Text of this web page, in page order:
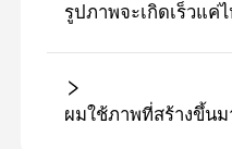
รูปภาพจะเกิดเร็วแค่
ผมใช้ภาพที่สร้างขึ้นม